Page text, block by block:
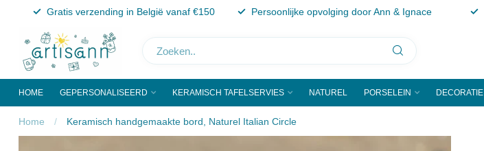
Gratis verzending in België vanaf €150 Persoonlijke opvolging door Ann & Ignace
HOME GEPERSONALISEERD KERAMISCH TAFELSERVIES NATUREL PORSELEIN DECORATIE
Home / Keramisch handgemaakte bord, Naturel Italian Circle